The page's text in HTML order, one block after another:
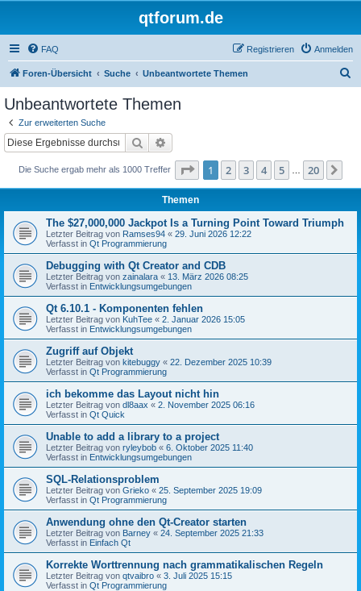
qtforum.de
FAQ Anmelden
Registrieren
Foren-Übersicht Suche Unbeantwortete Themen
Unbeantwortete Themen
Zur erweiterten Suche
Suche
Die Suche ergab mehr als 1000 Treffer Seite 1von 20
1 2 3 4 5 20
Themen
The $27,000,000 Jackpot Is a Turning Point Toward Triumph
Letzter Beitrag von Ramses94 « 29. Juni 2026 12:22
Verfasst in Qt Programmierung
Debugging with Qt Creator and CDB
Letzter Beitrag von zainalara « 13. März 2026 08:25
Verfasst in Entwicklungsumgebungen
Qt 6.10.1 - Komponenten fehlen
Letzter Beitrag von KuhTee « 2. Januar 2026 15:05
Verfasst in Entwicklungsumgebungen
Zugriff auf Objekt
Letzter Beitrag von kitebuggy « 22. Dezember 2025 10:39
Verfasst in Qt Programmierung
ich bekomme das Layout nicht hin
Letzter Beitrag von dl8aax « 2. November 2025 06:16
Verfasst in Qt Quick
Unable to add a library to a project
Letzter Beitrag von ryleybob « 6. Oktober 2025 11:40
Verfasst in Entwicklungsumgebungen
SQL-Relationsproblem
Letzter Beitrag von Grieko « 25. September 2025 19:09
Verfasst in Qt Programmierung
Anwendung ohne den Qt-Creator starten
Letzter Beitrag von Barney « 24. September 2025 21:33
Verfasst in Einfach Qt
Korrekte Worttrennung nach grammatikalischen Regeln
Letzter Beitrag von qtvaibro « 3. Juli 2025 15:15
Verfasst in Qt Programmierung